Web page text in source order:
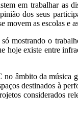
em trabalhar as
dos seus
movem as escolas e
mostrando o
existe entre
âmbito da
destinados à
considerados